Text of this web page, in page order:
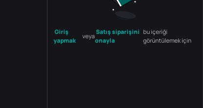
Giriş
yapmak
veya
Satış siparişini
onayla
bu içeriği
görüntülemek için